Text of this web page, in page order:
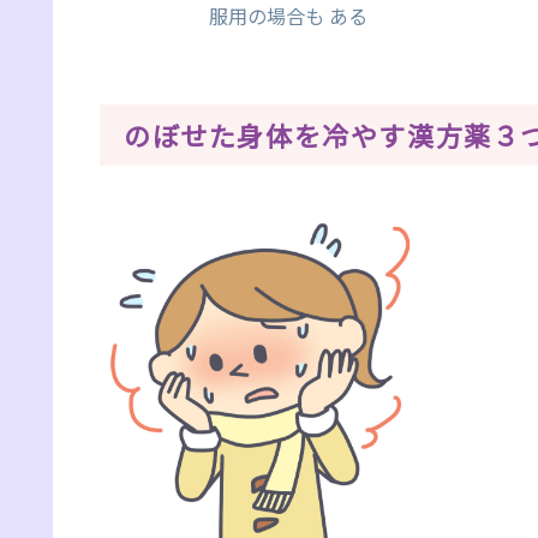
服用の場合も ある
のぼせた身体を冷やす漢方薬３